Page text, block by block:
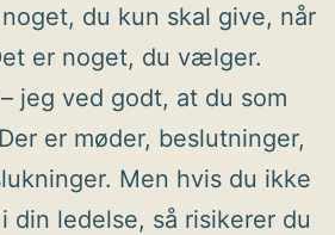
du kun skal give, når
er noget, du vælger.
jeg ved godt, at du som
er møder, beslutninger,
Men hvis du ikke
ledelse, så risikerer du